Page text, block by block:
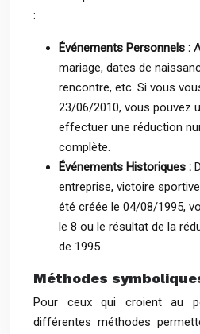
:
Événements Personnels :
mariage, dates de
rencontre, etc. Si vous
23/06/2010, vous pouvez
effectuer une réduction
complète.
Événements Historiques :
entreprise, victoire
été créée le 04/08/1995,
le 8 ou le résultat de la
de 1995.
Méthodes
Pour ceux qui croient au
différentes méthodes